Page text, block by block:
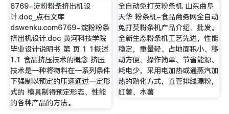
6769-淀粉粉条挤出机设
计.doc_点石文库
dswenku.com6769-淀粉粉条
挤出机设计.doc 黄河科技学院
毕业设计说明书 第 页 1 1概述
1.1 食品挤压技术的概念 挤压
技术是一种将物料在一系列条件
下强制以预定的压速通过一定形
式的 模具制得预定形态、性能
的各种产品的方法。
全自动免打芡粉条机 山东曲阜
天华 粉条机-食品商务网全自动
免打芡粉条机产品介绍、批发。
全新生态粉条机工艺先进，性能
稳定，重量轻、占地面积小、移
动方便、操作简单、节省能源、
耗电少，采用电加热或通蒸汽加
热的熟化方式，直管排线漏粉，
红薯、木薯